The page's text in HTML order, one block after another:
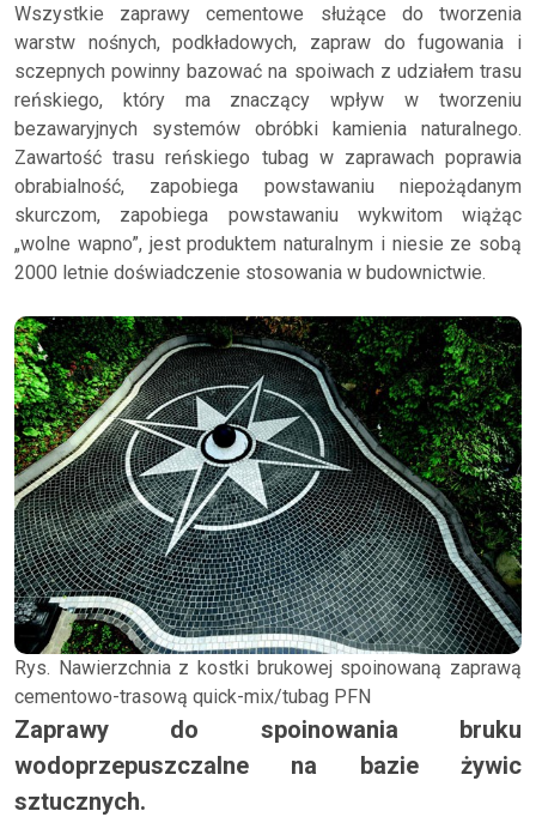
Wszystkie zaprawy cementowe służące do tworzenia
warstw nośnych, podkładowych, zapraw do fugowania i
sczepnych powinny bazować na spoiwach z udziałem trasu
reńskiego, który ma znaczący wpływ w tworzeniu
bezawaryjnych systemów obróbki kamienia naturalnego.
Zawartość trasu reńskiego tubag w zaprawach poprawia
obrabialność, zapobiega powstawaniu niepożądanym
skurczom, zapobiega powstawaniu wykwitom wiążąc
„wolne wapno”, jest produktem naturalnym i niesie ze sobą
2000 letnie doświadczenie stosowania w budownictwie.
Rys. Nawierzchnia z kostki brukowej spoinowaną zaprawą
cementowo-trasową quick-mix/tubag PFN
Zaprawy do spoinowania bruku
wodoprzepuszczalne na bazie żywic
sztucznych.